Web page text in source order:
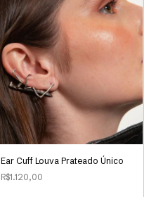
Ear Cuff Louva Prateado Único
R$1.120,00